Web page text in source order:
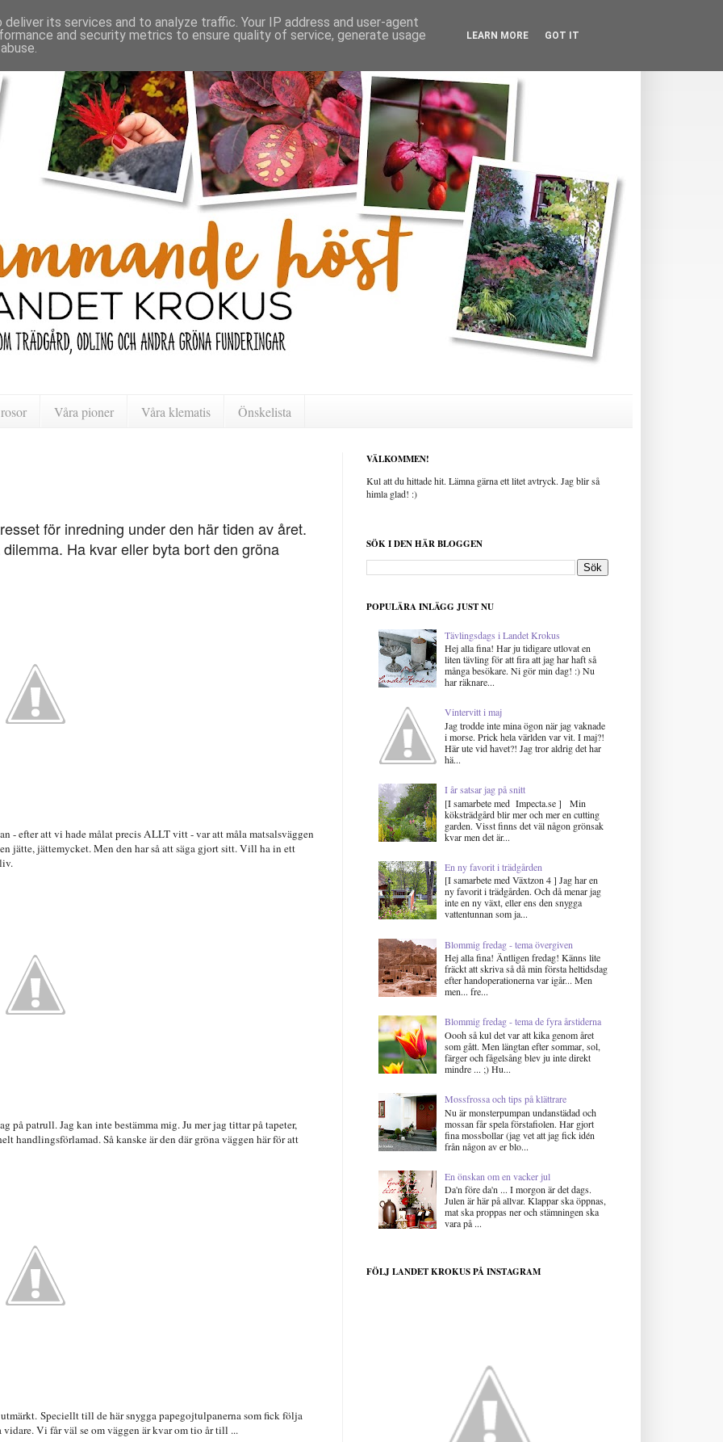
Våra pioner Våra klematis Önskelista
för inredning under den här tiden av året.
Ha kvar eller byta bort den gröna
- efter att vi hade målat precis ALLT vitt - var att måla matsalsväggen
jätte, jättemycket. Men den har så att säga gjort sitt. Vill ha in ett
på patrull. Jag kan inte bestämma mig. Ju mer jag tittar på tapeter,
handlingsförlamad. Så kanske är den där gröna väggen här för att
Speciellt till de här snygga papegojtulpanerna som fick följa
Vi får väl se om väggen är kvar om tio år till ...
VÄLKOMMEN!
Kul att du hittade hit. Lämna gärna ett litet avtryck. Jag blir så
himla glad! :)
SÖK I DEN HÄR BLOGGEN
POPULÄRA INLÄGG JUST NU
Tävlingsdags i Landet Krokus
Hej alla fina! Har ju tidigare utlovat en
liten tävling för att fira att jag har haft så
många besökare. Ni gör min dag! :) Nu
har räknare...
Vintervitt i maj
Jag trodde inte mina ögon när jag vaknade
i morse. Prick hela världen var vit. I maj?!
Här ute vid havet?! Jag tror aldrig det har
hä...
I år satsar jag på snitt
[I samarbete med Impecta.se ] Min
köksträdgård blir mer och mer en cutting
garden. Visst finns det väl någon grönsak
kvar men det är...
En ny favorit i trädgården
[I samarbete med Växtzon 4 ] Jag har en
ny favorit i trädgården. Och då menar jag
inte en ny växt, eller ens den snygga
vattentunnan som ja...
Blommig fredag - tema övergiven
Hej alla fina! Äntligen fredag! Känns lite
fräckt att skriva så då min första heltidsdag
efter handoperationerna var igår... Men
men... fre...
Blommig fredag - tema de fyra årstiderna
Oooh så kul det var att kika genom året
som gått. Men längtan efter sommar, sol,
färger och fågelsång blev ju inte direkt
mindre ... ;) Hu...
Mossfrossa och tips på klättrare
Nu är monsterpumpan undanstädad och
mossan får spela förstafiolen. Har gjort
fina mossbollar (jag vet att jag fick idén
från någon av er blo...
En önskan om en vacker jul
Da'n före da'n ... I morgon är det dags.
Julen är här på allvar. Klappar ska öppnas,
mat ska proppas ner och stämningen ska
vara på ...
FÖLJ LANDET KROKUS PÅ INSTAGRAM
its services and to analyze traffic. Your IP address and user-agent
and security metrics to ensure quality of service, generate usage
LEARN MORE GOT IT